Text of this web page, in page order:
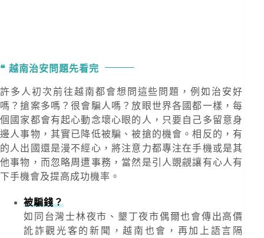
越南治安問題先看完
許多人初次前往越南都會想問這些問題，例如治安好
嗎？搶案多嗎？很會騙人嗎？放眼世界各國都一樣，每
個國家都會有起心動念壞心眼的人，只要自己多留意身
邊人事物，其實已降低被騙、被搶的機會。相反的，有
的人出國還是漫不經心，將注意力都專注在手機或是其
他事物，而忽略周遭事務，當然是引人覬覦讓有心人有
下手機會及提高成功機率。
被騙錢？
如同台灣士林夜市、墾丁夜市偶爾也會傳出高價
訛詐觀光客的新聞，越南也會，再加上語言隔